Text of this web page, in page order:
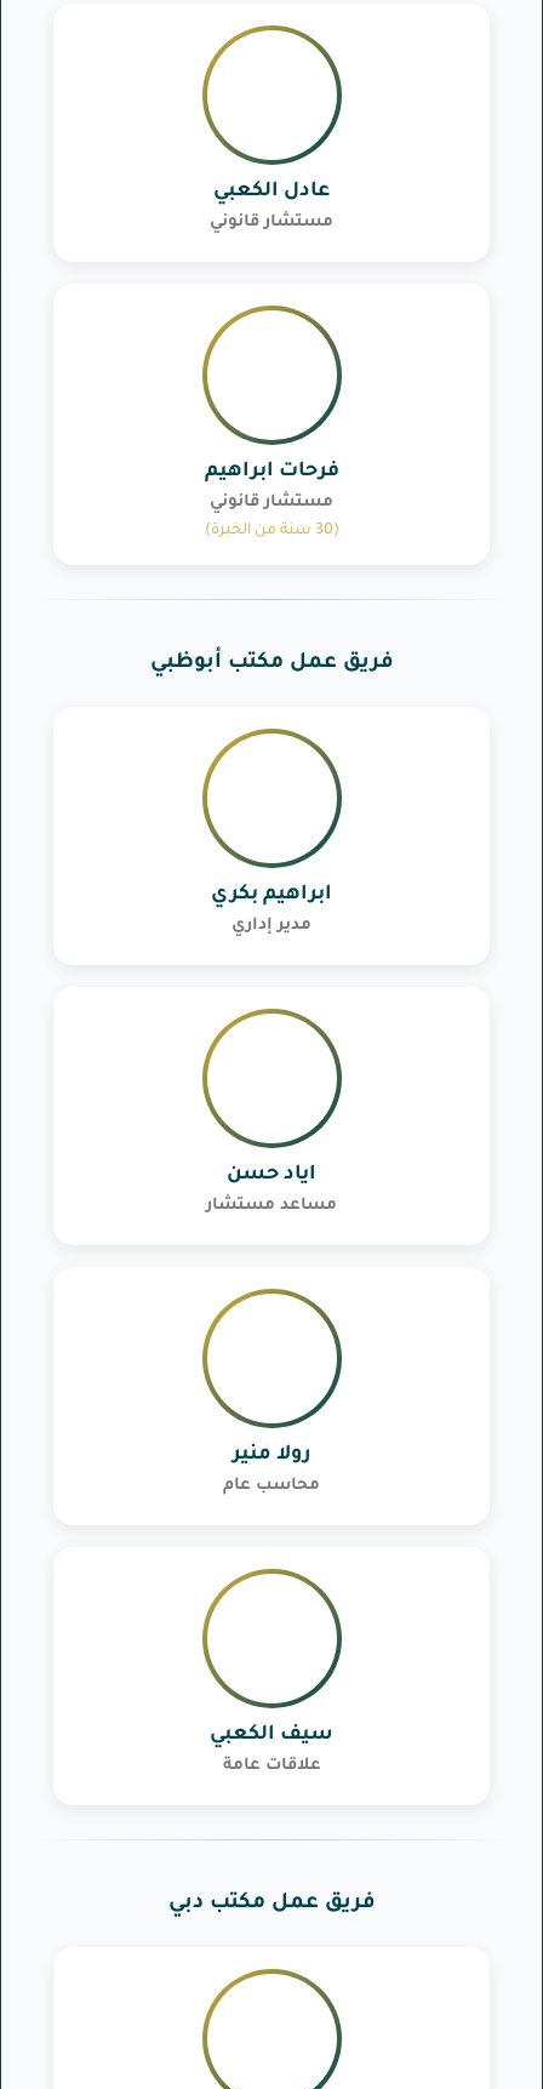
عادل الكعبي
مستشار قانوني
فرحات ابراهيم
مستشار قانوني
(30 سنة من الخبرة)
فريق عمل مكتب أبوظبي
ابراهيم بكري
مدير إداري
اياد حسن
مساعد مستشار
رولا منير
محاسب عام
سيف الكعبي
علاقات عامة
فريق عمل مكتب دبي